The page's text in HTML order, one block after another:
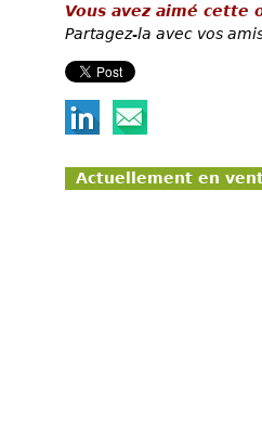
Vous avez aimé cette
Partagez-la avec vos
Actuellement en